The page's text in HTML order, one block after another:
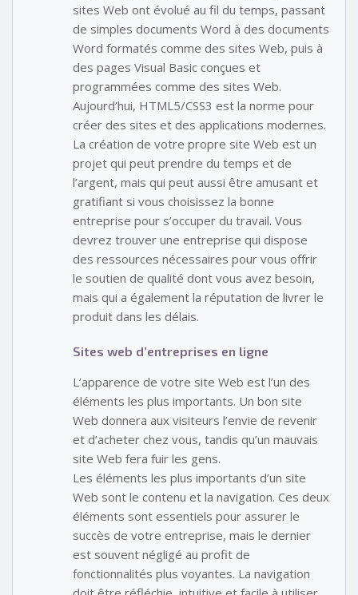
sites Web ont évolué au fil du temps, passant
de simples documents Word à des documents
Word formatés comme des sites Web, puis à
des pages Visual Basic conçues et
programmées comme des sites Web.
Aujourd’hui, HTML5/CSS3 est la norme pour
créer des sites et des applications modernes.
La création de votre propre site Web est un
projet qui peut prendre du temps et de
l’argent, mais qui peut aussi être amusant et
gratifiant si vous choisissez la bonne
entreprise pour s’occuper du travail. Vous
devrez trouver une entreprise qui dispose
des ressources nécessaires pour vous offrir
le soutien de qualité dont vous avez besoin,
mais qui a également la réputation de livrer le
produit dans les délais.
Sites web d’entreprises en ligne
L’apparence de votre site Web est l’un des
éléments les plus importants. Un bon site
Web donnera aux visiteurs l’envie de revenir
et d’acheter chez vous, tandis qu’un mauvais
site Web fera fuir les gens.
Les éléments les plus importants d’un site
Web sont le contenu et la navigation. Ces deux
éléments sont essentiels pour assurer le
succès de votre entreprise, mais le dernier
est souvent négligé au profit de
fonctionnalités plus voyantes. La navigation